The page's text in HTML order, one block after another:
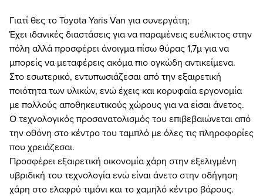
Γιατί θες το Toyota Yaris Van για συνεργάτη;
Έχει ιδανικές διαστάσεις για να παραμένεις ευέλικτος στην
πόλη αλλά προσφέρει άνοιγμα πίσω θύρας 1,7μ για να
μπορείς να μεταφέρεις ακόμα πιο ογκώδη αντικείμενα.
Στο εσωτερικό, εντυπωσιάζεσαι από την εξαιρετική
ποιότητα των υλικών, ενώ έχεις και κορυφαία εργονομία
με πολλούς αποθηκευτικούς χώρους για να είσαι άνετος.
Ο τεχνολογικός προσανατολισμός του επιβεβαιώνεται από
την οθόνη στο κέντρο του ταμπλό με όλες τις πληροφορίες
που χρειάζεσαι.
Προσφέρει εξαιρετική οικονομία χάρη στην εξελιγμένη
υβριδική του τεχνολογία ενώ είναι άνετο στην οδήγηση
χάρη στο ελαφρύ τιμόνι και το χαμηλό κέντρο βάρους.